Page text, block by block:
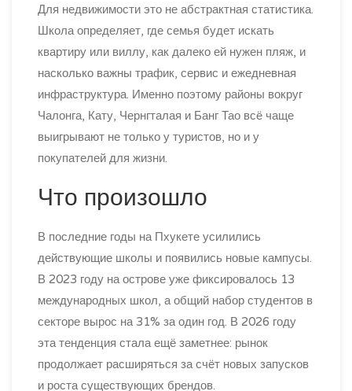
Для недвижимости это не абстрактная статистика.
Школа определяет, где семья будет искать
квартиру или виллу, как далеко ей нужен пляж, и
насколько важны трафик, сервис и ежедневная
инфраструктура. Именно поэтому районы вокруг
Чалонга, Кату, Чернгталая и Банг Тао всё чаще
выигрывают не только у туристов, но и у
покупателей для жизни.
Что произошло
В последние годы на Пхукете усилились
действующие школы и появились новые кампусы.
В 2023 году на острове уже фиксировалось 13
международных школ, а общий набор студентов в
секторе вырос на 31% за один год. В 2026 году
эта тенденция стала ещё заметнее: рынок
продолжает расширяться за счёт новых запусков
и роста существующих брендов.